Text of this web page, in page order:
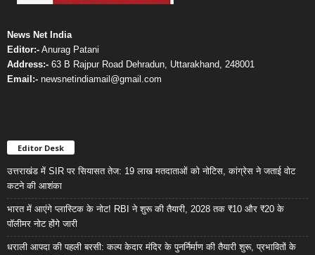
News Net India
Editor:- Anurag Patani
Address:- 63 B Rajpur Road Dehradun, Uttarakhand, 248001
Email:- newsnetindiamail@gmail.com
Editor Desk
उत्तराखंड में SIR पर सियासत तेज: 19 लाख मतदाताओं को नोटिस, कांग्रेस ने जताई वोट
कटने की आशंका
भारत में आएंगे प्लास्टिक के नोट! RBI ने शुरू की तैयारी, 2028 तक ₹10 और ₹20 के
पॉलीमर नोट होंगे जारी
धराली आपदा की पहली बरसी: कल्प केदार मंदिर के पुनर्निर्माण की तैयारी शुरू, प्रभावितों के